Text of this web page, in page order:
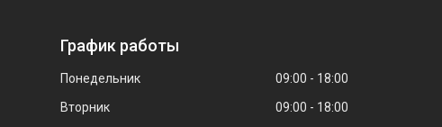
График работы
Понедельник 09:00
18:00
Вторник
09:00
18:00